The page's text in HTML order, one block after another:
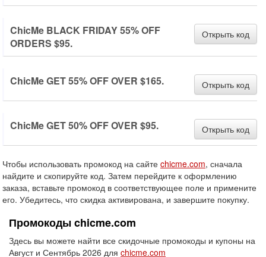
ChicMe BLACK FRIDAY 55% OFF
ORDERS $95.
Открыть код
ChicMe GET 55% OFF OVER $165. Открыть код
ChicMe GET 50% OFF OVER $95. Открыть код
Чтобы использовать промокод на сайте chicme.com, сначала
найдите и скопируйте код. Затем перейдите к оформлению
заказа, вставьте промокод в соответствующее поле и примените
его. Убедитесь, что скидка активирована, и завершите покупку.
Промокоды chicme.com
Здесь вы можете найти все скидочные промокоды и купоны на
Август и Сентябрь 2026 для chicme.com